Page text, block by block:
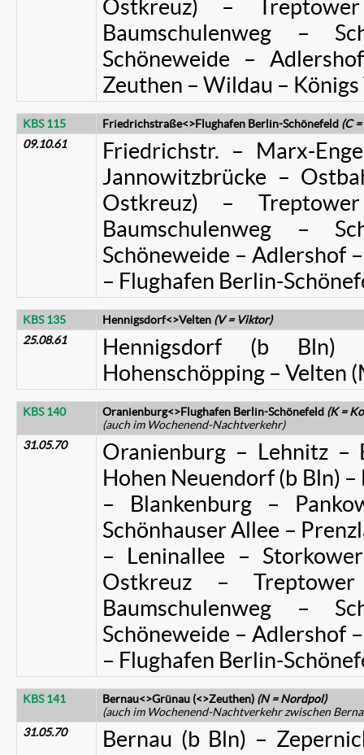
Ostkreuz) –
Baumschulenweg –
Schöneweide –
Zeuthen – Wildau –
KBS 115 Friedrichstraße<>Flughafen Berlin-Schönefeld (C
09.10.61
Friedrichstr. – Marx-
Jannowitzbrücke –
Ostkreuz) –
Baumschulenweg –
Schöneweide – Adlershof
– Flughafen Berlin-
KBS 135 Hennigsdorf<>Velten (V = Viktor)
25.08.61
Hennigsdorf (b
Hohenschöpping – Velten
KBS 140 Oranienburg<>Flughafen Berlin-Schönefeld (K =
(auch im Wochenend-Nachtverkehr)
31.05.70
Oranienburg – Lehnitz –
Hohen Neuendorf (b Bln)
– Blankenburg –
Schönhauser Allee –
– Leninallee –
Ostkreuz –
Baumschulenweg –
Schöneweide – Adlershof
– Flughafen Berlin-
KBS 141 Bernau<>Grünau (<>Zeuthen) (N = Nordpol)
(auch im Wochenend-Nachtverkehr zwischen
31.05.70
Bernau (b Bln) –